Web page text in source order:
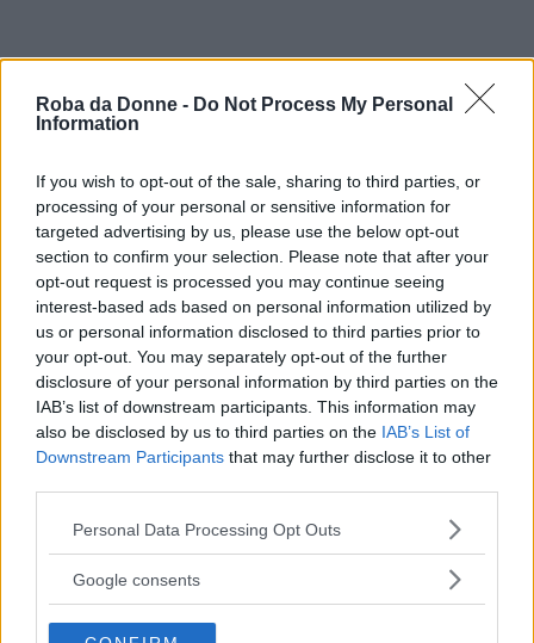
Roba da Donne - Do Not Process My Personal
Information
If you wish to opt-out of the sale, sharing to third parties, or
processing of your personal or sensitive information for
targeted advertising by us, please use the below opt-out
section to confirm your selection. Please note that after your
opt-out request is processed you may continue seeing
interest-based ads based on personal information utilized by
us or personal information disclosed to third parties prior to
your opt-out. You may separately opt-out of the further
disclosure of your personal information by third parties on the
IAB’s list of downstream participants. This information may
also be disclosed by us to third parties on the IAB’s List of
Downstream Participants that may further disclose it to other
Please note that this website/app uses one or more Google
not limited to your visit or usage behaviour. You may click to
use your data for below specified purposes in below Google
Personal Data Processing Opt Outs
Google consents